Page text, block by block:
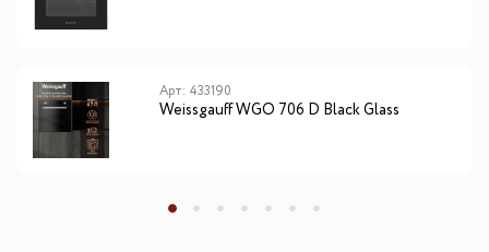
Арт: 433190
Weissgauff WGO 706 D Black Glass